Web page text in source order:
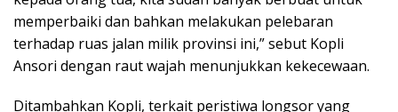
memperbaiki dan bahkan melakukan pelebaran
terhadap ruas jalan milik provinsi ini,” sebut Kopli
Ansori dengan raut wajah menunjukkan kekecewaan.
Ditambahkan Kopli, terkait peristiwa longsor yang